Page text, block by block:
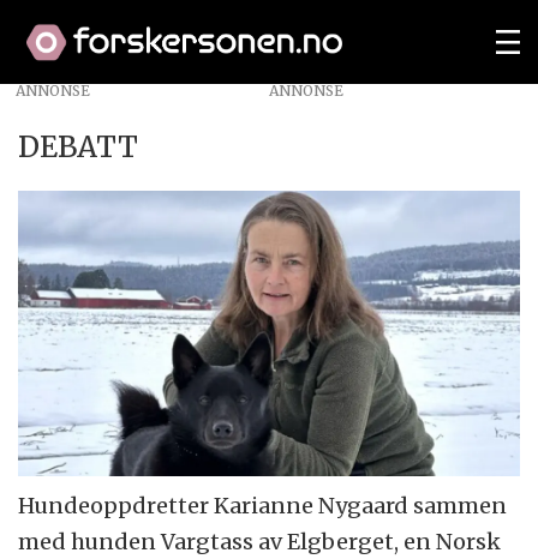
ANNONSE
DEBATT
Hundeoppdretter Karianne Nygaard sammen
med hunden Vargtass av Elgberget, en Norsk